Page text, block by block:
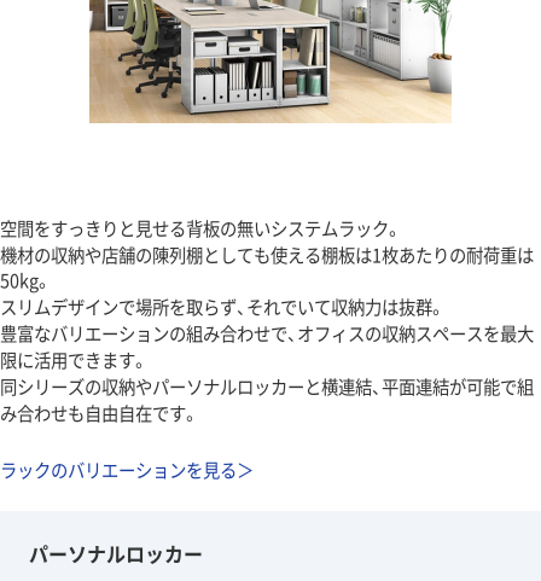
空間をすっきりと見せる背板の無いシステムラック。
機材の収納や店舗の陳列棚としても使える棚板は1枚あたりの耐荷重は
50kg。
スリムデザインで場所を取らず、それでいて収納力は抜群。
豊富なバリエーションの組み合わせで、オフィスの収納スペースを最大
限に活用できます。
同シリーズの収納やパーソナルロッカーと横連結、平面連結が可能で組
み合わせも自由自在です。
ラックのバリエーションを見る＞
パーソナルロッカー